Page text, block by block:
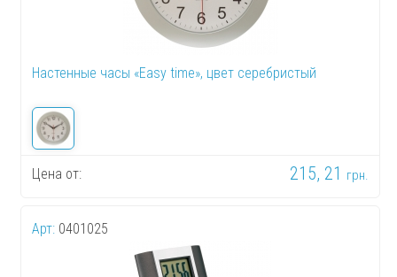
Настенные часы «Easy time», цвет серебристый
Цена от: 215, 21 грн.
Арт: 0401025